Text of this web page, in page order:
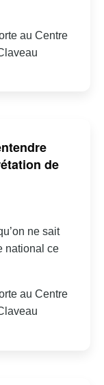
au Centre
de
ne sait
national ce
au Centre